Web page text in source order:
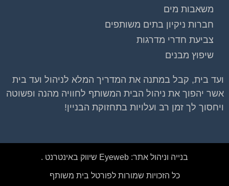
משאבות מים
חברות ניקיון בתים משותפים
צביעת חדרי מדרגות
שיפוץ מבנים
ועד בית, קבל במתנה את המדריך המלא לניהול ועד בית
אשר יהפוך את ניהול הבית המשותף לחוויה מהנה ופשוטה
ויחסוך לך זמן רב ועלויות בתחזוקת הבניין!
בנייה וניהול אתר: Eyeweb שיווק באינטרנט .
כל הזכויות שמורות לפורטל בית משותף
להצטרפות לחצו על התמונה או על הכפתור ושלחו בקשת
לחץ למעבר לקבוצה